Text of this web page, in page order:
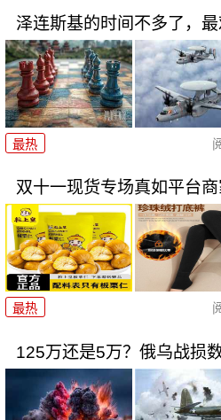
泽连斯基的时间不多了，
最热
双十一现货专场真如平台商
最热
125万还是5万？俄乌战损